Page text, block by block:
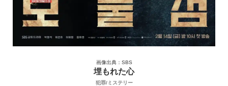
画像出典：SBS
埋もれた心
犯罪/ミステリー